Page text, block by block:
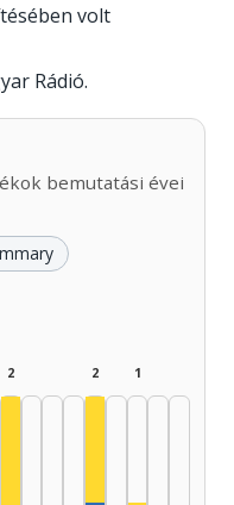
volt
Rádió.
bemutatási évei
2 2 1